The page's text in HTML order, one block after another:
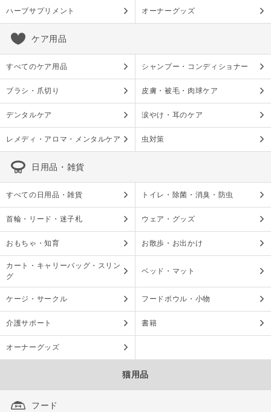
ハーブサプリメント オーナーグッズ
ケア用品
すべてのケア用品 シャンプー・コンディショナー
ブラシ・爪切り 皮膚・被毛・肉球ケア
デンタルケア 涙やけ・耳のケア
レメディ・アロマ・メンタルケア 虫対策
日用品・雑貨
すべての日用品・雑貨 トイレ・除菌・消臭・防虫
首輪・リード・迷子札 ウェア・グッズ
おもちゃ・知育 お散歩・お出かけ
カート・キャリーバッグ・スリン
グ
ベッド・マット
ケージ・サークル フードボウル・小物
介護サポート 書籍
オーナーグッズ
猫用品
フード